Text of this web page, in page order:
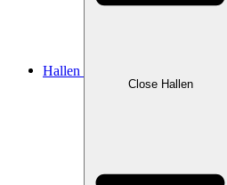
Hallen
Close Hallen